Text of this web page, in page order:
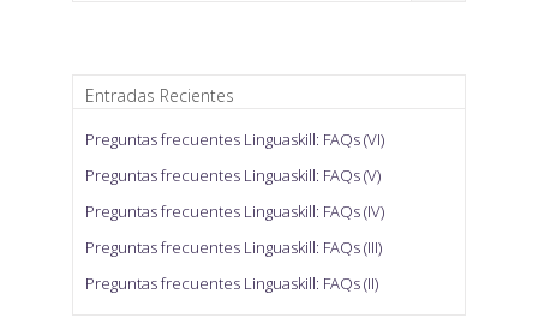
Entradas Recientes
Preguntas frecuentes Linguaskill: FAQs (VI)
Preguntas frecuentes Linguaskill: FAQs (V)
Preguntas frecuentes Linguaskill: FAQs (IV)
Preguntas frecuentes Linguaskill: FAQs (III)
Preguntas frecuentes Linguaskill: FAQs (II)